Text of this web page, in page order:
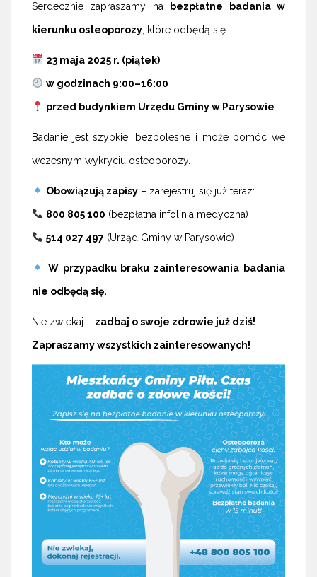
Serdecznie zapraszamy na bezpłatne badania w
kierunku osteoporozy , które odbędą się:
23 maja 2025 r. (piątek)
w godzinach 9:00–16:00
przed budynkiem Urzędu Gminy w Parysowie
Badanie jest szybkie, bezbolesne i może pomóc we
wczesnym wykryciu osteoporozy.
Obowiązują zapisy– zarejestruj się już teraz:
800 805 100 (bezpłatna infolinia medyczna)
514 027 497(Urząd Gminy w Parysowie)
W przypadku braku zainteresowania badania
nie odbędą się.
Nie zwlekaj – zadbaj o swoje zdrowie już dziś!
Zapraszamy wszystkich zainteresowanych!